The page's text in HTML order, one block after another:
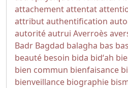
attachementattentat
attributauthentification
autoritéautrui Averroès
Badr Bagdad balagha bas
beauté besoin bida bidʻah
bien commun bienfaisance
bienveillance biographie